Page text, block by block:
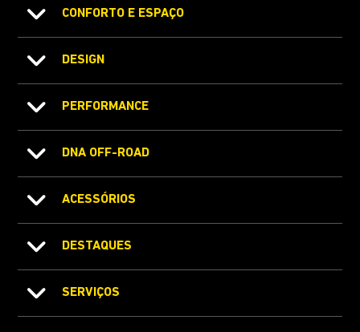
CONFORTO E ESPAÇO
DESIGN
PERFORMANCE
DNA OFF-ROAD
ACESSÓRIOS
DESTAQUES
SERVIÇOS